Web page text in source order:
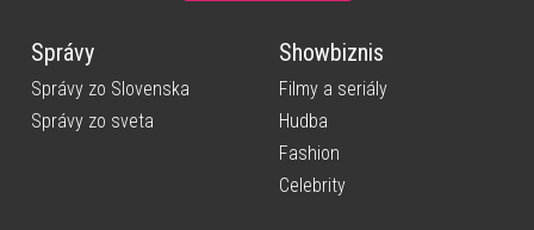
Správy
Správy zo Slovenska
Správy zo sveta
Showbiznis
Filmy a seriály
Hudba
Fashion
Celebrity